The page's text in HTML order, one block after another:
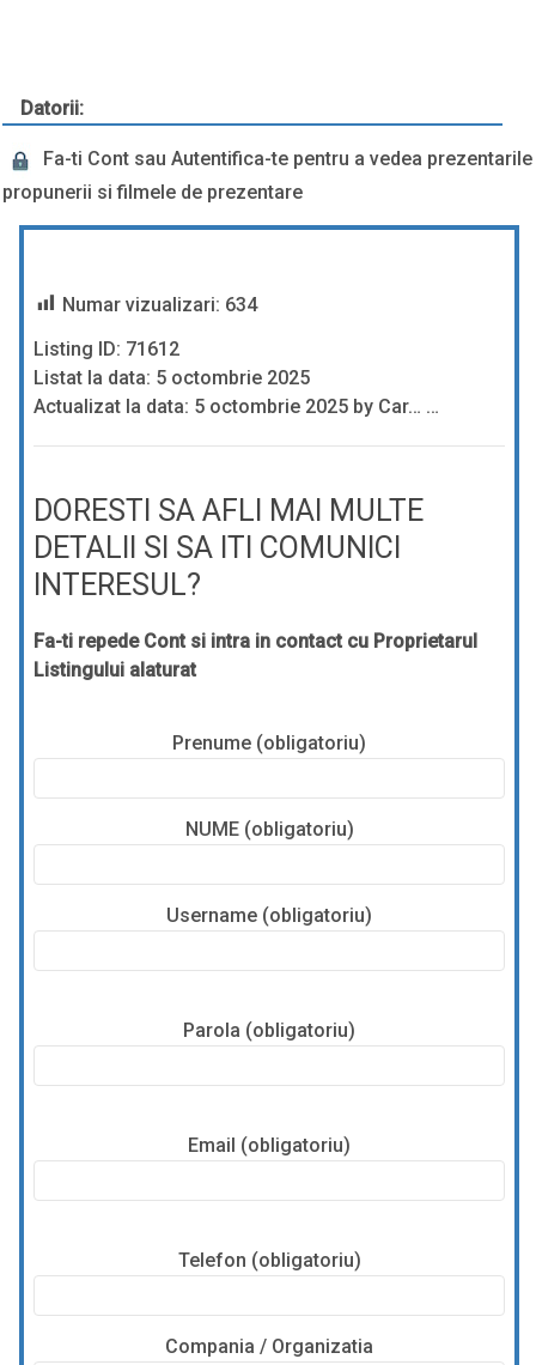
Datorii:
Fa-ti Cont sau Autentifica-te pentru a vedea prezentarile
propunerii si filmele de prezentare
Numar vizualizari: 634
Listing ID: 71612
Listat la data: 5 octombrie 2025
Actualizat la data: 5 octombrie 2025 by Car… …
DORESTI SA AFLI MAI MULTE
DETALII SI SA ITI COMUNICI
INTERESUL?
Fa-ti repede Cont si intra in contact cu Proprietarul
Listingului alaturat
Prenume (obligatoriu)
NUME (obligatoriu)
Username (obligatoriu)
Parola (obligatoriu)
Email (obligatoriu)
Telefon (obligatoriu)
Compania / Organizatia